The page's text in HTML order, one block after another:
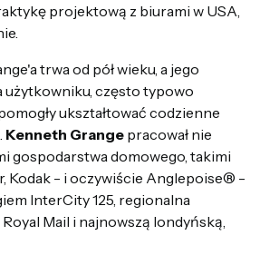
projektową z biurami w USA,
trwa od pół wieku, a jego
często typowo
ukształtować codzienne
Kenneth Grange pracował nie
gospodarstwa domowego, takimi
Kodak - i oczywiście Anglepoise® -
InterCity 125, regionalna
Mail i najnowszą londyńską,